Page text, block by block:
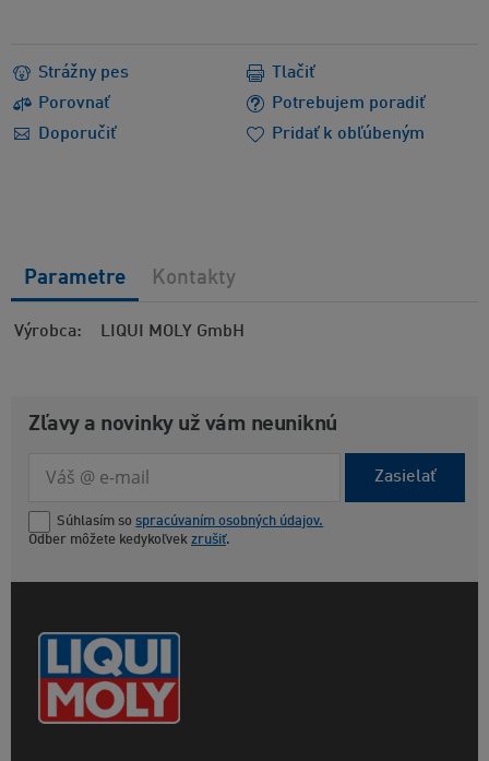
Strážny pes
Porovnať
Potrebujem poradiť
Doporučiť
Tlačiť
Pridať k obľúbeným
Výrobca LIQUI MOLY GmbH
Parametre Kontakty
Zľavy a novinky už vám neuniknú
Zasielať
Súhlasím so spracúvaním osobných údajov.
Odber môžete kedykoľvek zrušiť.